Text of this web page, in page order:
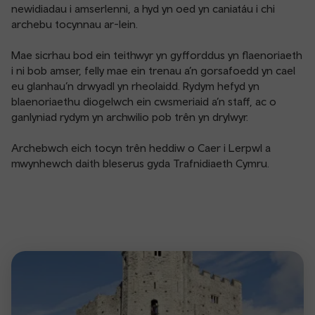
newidiadau i amserlenni, a hyd yn oed yn caniatáu i chi
archebu tocynnau ar-lein.
Mae sicrhau bod ein teithwyr yn gyfforddus yn flaenoriaeth
i ni bob amser, felly mae ein trenau a’n gorsafoedd yn cael
eu glanhau’n drwyadl yn rheolaidd. Rydym hefyd yn
blaenoriaethu diogelwch ein cwsmeriaid a’n staff, ac o
ganlyniad rydym yn archwilio pob trên yn drylwyr.
Archebwch eich tocyn trên heddiw o Caer i Lerpwl a
mwynhewch daith bleserus gyda Trafnidiaeth Cymru.